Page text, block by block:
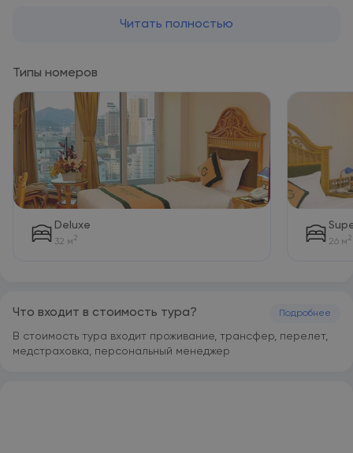
International Airport is 35 km away from the hotel.
Читать полностью
Типы номеров
Deluxe
32 м 2 26 м 2
Что входит в стоимость тура? Подробнее
В стоимость тура входит проживание, трансфер, перелет,
медстраховка, персональный менеджер